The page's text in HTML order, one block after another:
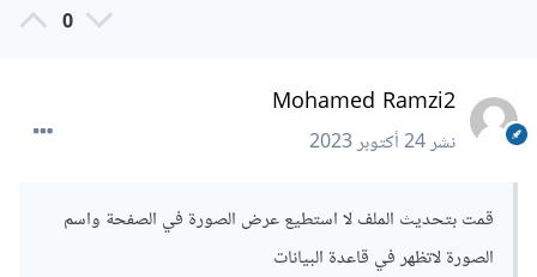
0
Mohamed Ramzi2
نشر24 أكتوبر 2023
قمت بتحديث الملف لا استطيع عرض الصورة في الصفحة واسم
الصورة لاتظهر في قاعدة البيانات